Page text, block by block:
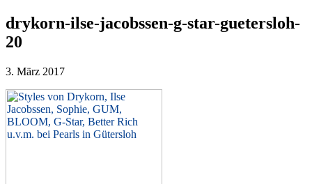
drykorn-ilse-jacobssen-g-star-guetersloh-
20
3. März 2017